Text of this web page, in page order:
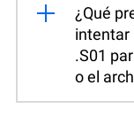
¿Qué
intentar
.S01
o el